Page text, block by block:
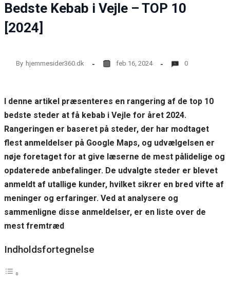
Bedste Kebab i Vejle – TOP 10
[2024]
By hjemmesider360.dk feb 16, 2024 0
I denne artikel præsenteres en rangering af de top 10
bedste steder at få kebab i Vejle for året 2024.
Rangeringen er baseret på steder, der har modtaget
flest anmeldelser på Google Maps, og udvælgelsen er
nøje foretaget for at give læserne de mest pålidelige og
opdaterede anbefalinger. De udvalgte steder er blevet
anmeldt af utallige kunder, hvilket sikrer en bred vifte af
meninger og erfaringer. Ved at analysere og
sammenligne disse anmeldelser, er en liste over de
mest fremtræd
Indholdsfortegnelse
structure,
how the
our website
to perform
possible
during your
refuse these
cookies,
some
functionality
will
disappear
from the
website.
By sharing